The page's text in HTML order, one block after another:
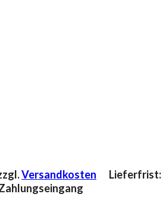
Versandkosten
Lieferfrist: